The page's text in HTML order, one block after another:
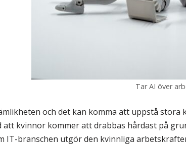
Tar AI över
och det kan komma att uppstå
att kvinnor kommer att drabbas hårdast på
IT-branschen utgör den kvinnliga